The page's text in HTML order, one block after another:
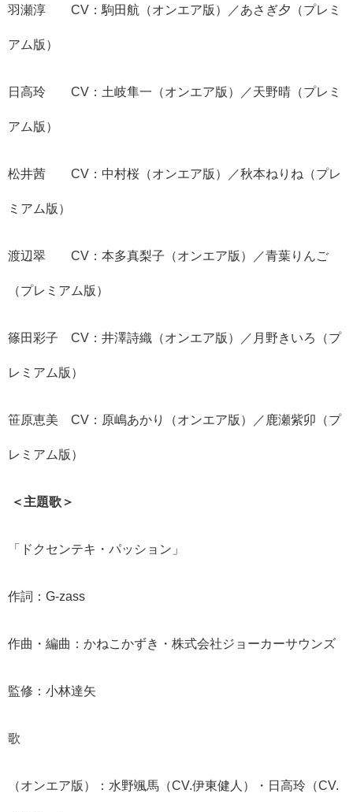
羽瀬淳 CV：駒田航（オンエア版）／あさぎ夕（プレミ
アム版）
​日高玲 CV：​土岐隼一（オンエア版）／天野晴（プレミ
アム版）
松井茜 CV：中村桜（オンエア版）／秋本ねりね（プレ
ミアム版）
渡辺翠 CV：本多真梨子（オンエア版）／青葉りんご
（プレミアム版）
篠田彩子 CV：井澤詩織（オンエア版）／月野きいろ（プ
レミアム版）
笹原恵美 CV：原嶋あかり（オンエア版）／鹿瀬紫卯（プ
レミアム版）
＜主題歌＞
​「ドクセンテキ・パッション」
作詞：G-zass
作曲・編曲：かねこかずき・株式会社ジョーカーサウンズ
監修：小林達矢
歌
（オンエア版）：水野颯馬（CV.伊東健人）・日高玲（CV.